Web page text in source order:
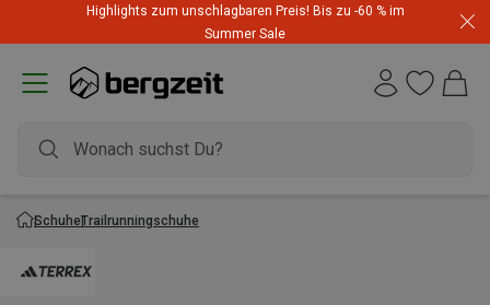
Highlights zum unschlagbaren Preis! Bis zu -60 % im
Summer Sale
SchuheTrailrunningschuhe